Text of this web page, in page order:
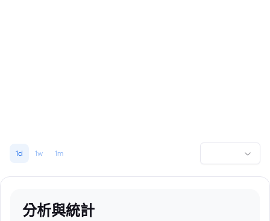
1d 1w 1m
分析與統計